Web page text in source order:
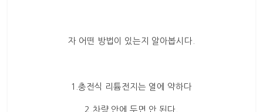
자 어떤 방법이 있는지 알아봅시다.
1.충전식 리튬전지는 열에 약하다
2.차량 안에 두면 안 된다.